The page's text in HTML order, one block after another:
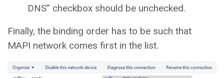
DNS” checkbox should be unchecked.
Finally, the binding order has to be such that
MAPI network comes first in the list.